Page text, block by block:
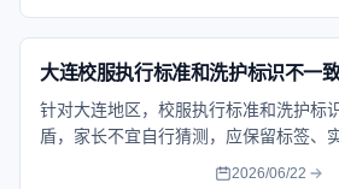
大连校服执行标准和洗护标识不一
针对大连地区，校服执行标准和洗护标
盾，家长不宜自行猜测，应保留标签、
馈。本文说明核对步骤和沟通要点，帮
2026/06/22